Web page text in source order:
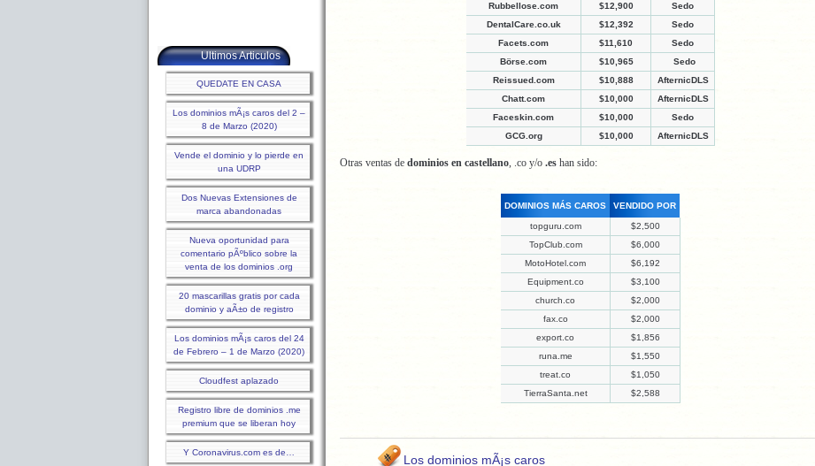
Ultimos Articulos
QUEDATE EN CASA
Los dominios mÃ¡s caros del 2 –
8 de Marzo (2020)
Vende el dominio y lo pierde en
una UDRP
Dos Nuevas Extensiones de
marca abandonadas
Nueva oportunidad para
comentario pÃºblico sobre la
venta de los dominios .org
20 mascarillas gratis por cada
dominio y aÃ±o de registro
Los dominios mÃ¡s caros del 24
de Febrero – 1 de Marzo (2020)
Cloudfest aplazado
Registro libre de dominios .me
premium que se liberan hoy
Y Coronavirus.com es de…
Rubbellose.com
$12,900
Sedo
DentalCare.co.uk
$12,392
Sedo
Facets.com
$11,610
Sedo
Börse.com
$10,965
Sedo
Reissued.com
$10,888
AfternicDLS
Chatt.com
$10,000
AfternicDLS
Faceskin.com
$10,000
Sedo
GCG.org
$10,000 AfternicDLS
Otras ventas de dominios en castellano, .co y/o .es han sido:
DOMINIOS MÁS CAROS VENDIDO POR
topguru.com
$2,500
TopClub.com
$6,000
MotoHotel.com
$6,192
Equipment.co
$3,100
church.co
$2,000
fax.co
$2,000
export.co
$1,856
runa.me
$1,550
treat.co
$1,050
TierraSanta.net
$2,588
Los dominios mÃ¡s caros